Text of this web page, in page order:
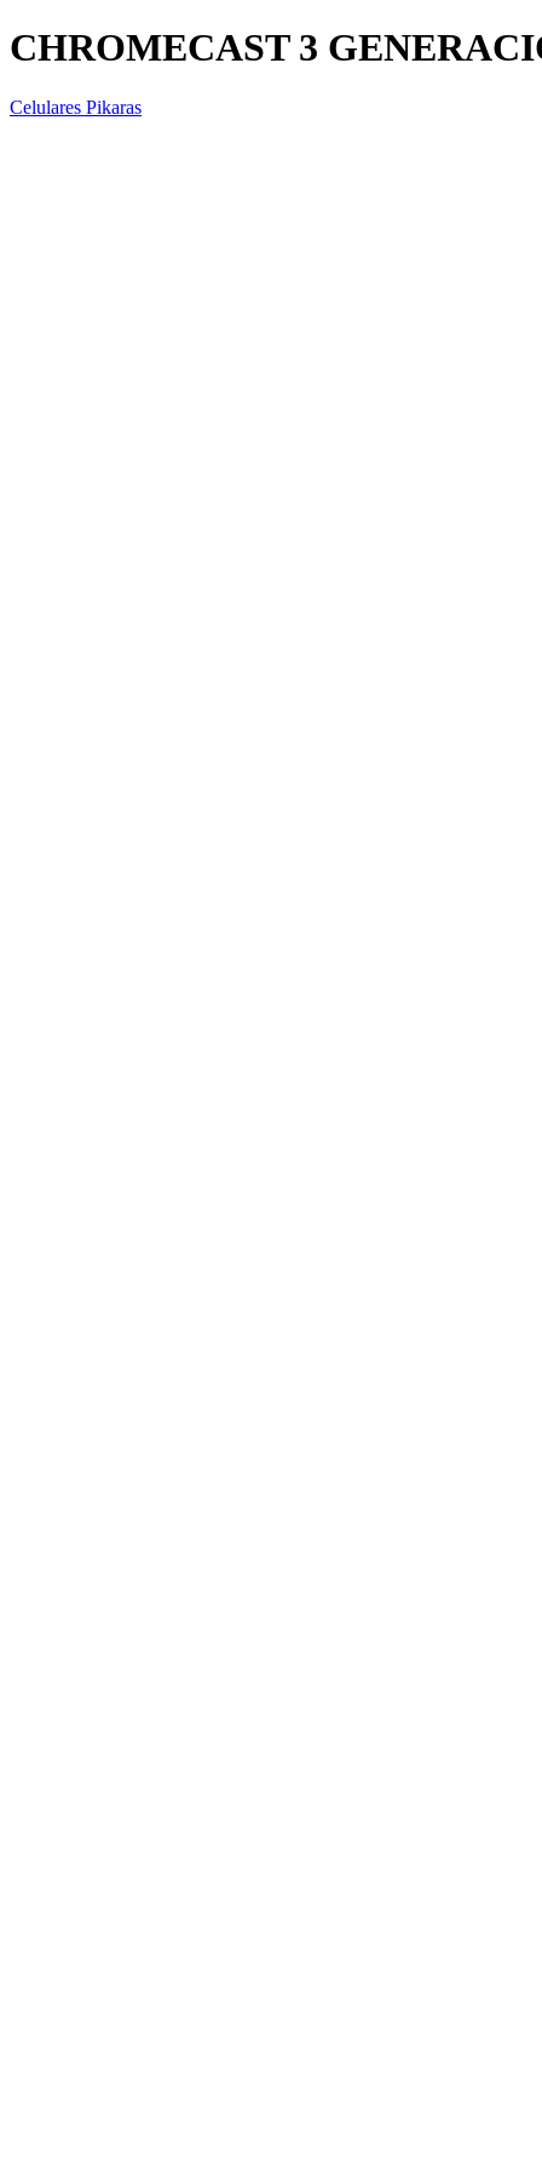
CHROMECAST 3
Celulares Pikaras